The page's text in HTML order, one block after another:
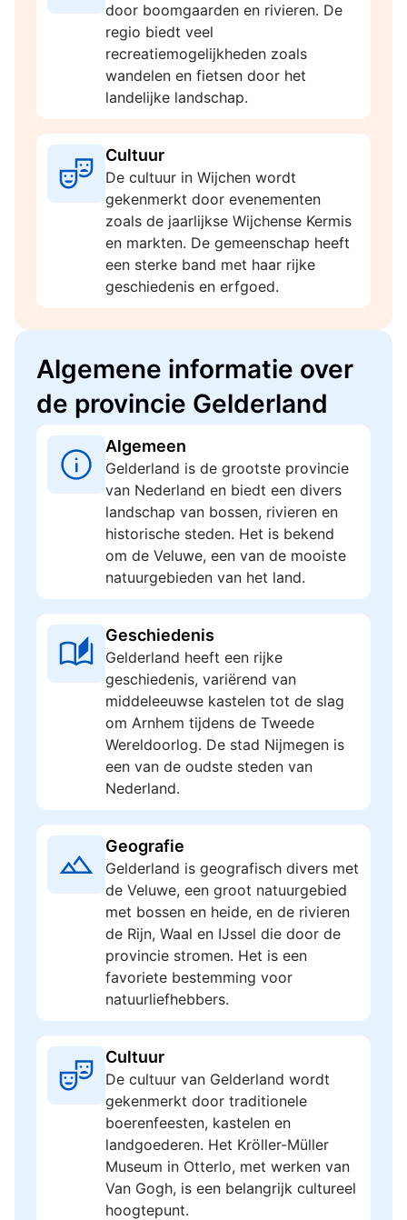
door boomgaarden en rivieren. De
regio biedt veel
recreatiemogelijkheden zoals
wandelen en fietsen door het
landelijke landschap.
Cultuur
De cultuur in Wijchen wordt
gekenmerkt door evenementen
zoals de jaarlijkse Wijchense Kermis
en markten. De gemeenschap heeft
een sterke band met haar rijke
geschiedenis en erfgoed.
Algemene informatie over
de provincie Gelderland
Algemeen
Gelderland is de grootste provincie
van Nederland en biedt een divers
landschap van bossen, rivieren en
historische steden. Het is bekend
om de Veluwe, een van de mooiste
natuurgebieden van het land.
Geschiedenis
Gelderland heeft een rijke
geschiedenis, variërend van
middeleeuwse kastelen tot de slag
om Arnhem tijdens de Tweede
Wereldoorlog. De stad Nijmegen is
een van de oudste steden van
Nederland.
Geografie
Gelderland is geografisch divers met
de Veluwe, een groot natuurgebied
met bossen en heide, en de rivieren
de Rijn, Waal en IJssel die door de
provincie stromen. Het is een
favoriete bestemming voor
natuurliefhebbers.
Cultuur
De cultuur van Gelderland wordt
gekenmerkt door traditionele
boerenfeesten, kastelen en
landgoederen. Het Kröller-Müller
Museum in Otterlo, met werken van
Van Gogh, is een belangrijk cultureel
hoogtepunt.